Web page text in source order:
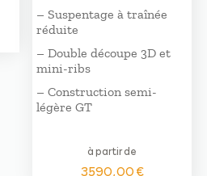
– Suspentage à traînée
réduite
– Double découpe 3D et
mini-ribs
– Construction semi-
légère GT
à partir de
3590,00€